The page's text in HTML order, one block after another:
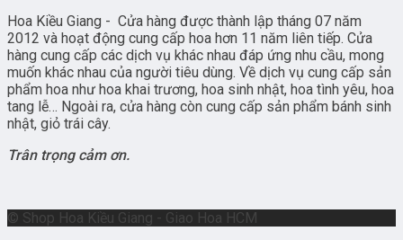
Hoa Kiều Giang - Cửa hàng được thành lập tháng 07 năm
2012 và hoạt động cung cấp hoa hơn 11 năm liên tiếp. Cửa
hàng cung cấp các dịch vụ khác nhau đáp ứng nhu cầu, mong
muốn khác nhau của người tiêu dùng. Về dịch vụ cung cấp sản
phẩm hoa như hoa khai trương, hoa sinh nhật, hoa tình yêu, hoa
tang lễ… Ngoài ra, cửa hàng còn cung cấp sản phẩm bánh sinh
nhật, giỏ trái cây.
Trân trọng cảm ơn.
© Shop Hoa Kiều Giang - Giao Hoa HCM